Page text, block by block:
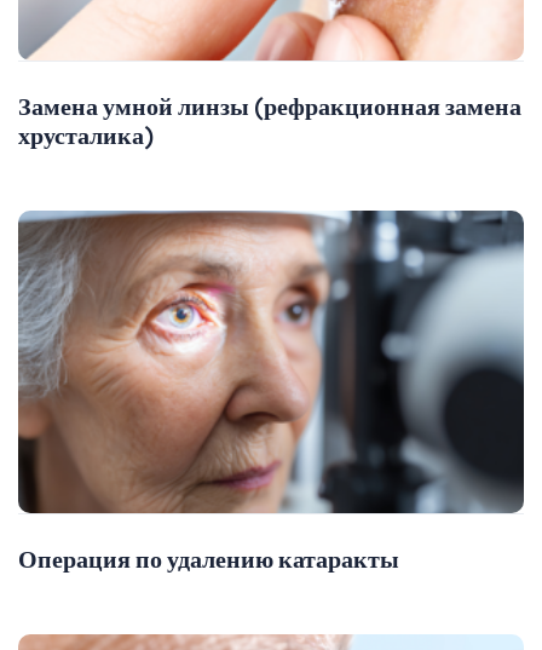
Замена умной линзы (рефракционная замена
хрусталика)
Операция по удалению катаракты